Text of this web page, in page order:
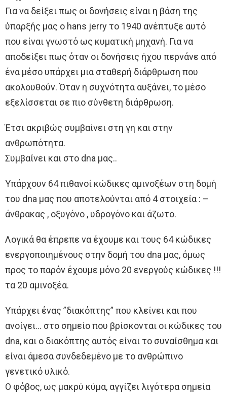
Για να δείξει πως οι δονήσεις είναι η βάση της
ύπαρξής μας ο hans jerry το 1940 ανέπτυξε αυτό
που είναι γνωστό ως κυματική μηχανή. Για να
αποδείξει πως όταν οι δονήσεις ήχου περνάνε από
ένα μέσο υπάρχει μια σταθερή διάρθρωση που
ακολουθούν. Όταν η συχνότητα αυξάνει, το μέσο
εξελίσσεται σε πιο σύνθετη διάρθρωση.
Έτσι ακριβώς συμβαίνει στη γη και στην
ανθρωπότητα.
Συμβαίνει και στο dna μας..
Υπάρχουν 64 πιθανοί κώδικες αμινοξέων στη δομή
του dna μας που αποτελούνται από 4 στοιχεία : –
άνθρακας , οξυγόνο , υδρογόνο και άζωτο.
Λογικά θα έπρεπε να έχουμε και τους 64 κώδικες
ενεργοποιημένους στην δομή του dna μας, όμως
προς το παρόν έχουμε μόνο 20 ενεργούς κώδικες !!!
τα 20 αμινοξέα.
Υπάρχει ένας ”διακόπτης” που κλείνει και που
ανοίγει… στο σημείο που βρίσκονται οι κώδικες του
dna, και ο διακόπτης αυτός είναι το συναίσθημα και
είναι άμεσα συνδεδεμένο με το ανθρώπινο
γενετικό υλικό.
Ο φόβος, ως μακρύ κύμα, αγγίζει λιγότερα σημεία